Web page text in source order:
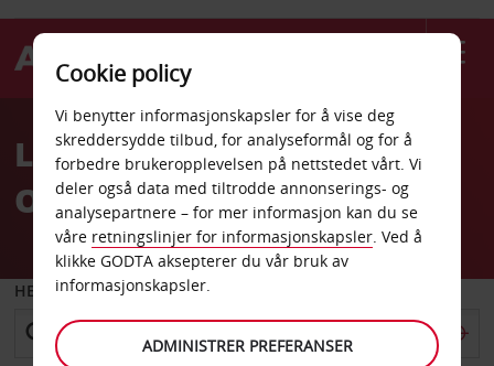
Welcome
AvisLeiebil Sunny Beach Hotel
Oasis
HENT FRA
Cookie policy
Vi benytter informasjonskapsler for å vise deg
skreddersydde tilbud, for analyseformål og for å
forbedre brukeropplevelsen på nettstedet vårt. Vi
deler også data med tiltrodde annonserings- og
analysepartnere – for mer informasjon kan du se
våre retningslinjer for informasjonskapsler. Ved å
klikke GODTA aksepterer du vår bruk av
informasjonskapsler.
ADMINISTRER PREFERANSER